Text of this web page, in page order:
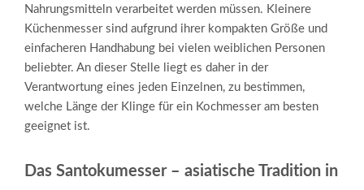
Nahrungsmitteln verarbeitet werden müssen. Kleinere
Küchenmesser sind aufgrund ihrer kompakten Größe und
einfacheren Handhabung bei vielen weiblichen Personen
beliebter. An dieser Stelle liegt es daher in der
Verantwortung eines jeden Einzelnen, zu bestimmen,
welche Länge der Klinge für ein Kochmesser am besten
geeignet ist.
Das Santokumesser – asiatische Tradition in